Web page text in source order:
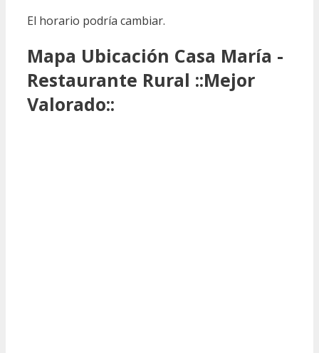
El horario podría cambiar.
Mapa Ubicación Casa María -
Restaurante Rural ::Mejor
Valorado::